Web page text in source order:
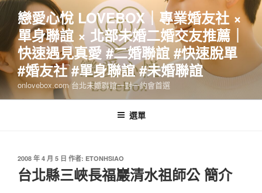
跳
主
要
內
容
戀愛心悅 LOVEBOX｜專業婚友社 ×
單身聯誼 × 北部未婚二婚交友推薦｜
快速遇見真愛 #二婚聯誼 #快速脫單
#婚友社 #單身聯誼 #未婚聯誼
onlovebox.com 台北未婚聯誼一對一約會首選
選單
發
佈
於
2008 年 4 月 5 日 作者: ETONHSIAO
台北縣三峽長福巖清水祖師公 簡介